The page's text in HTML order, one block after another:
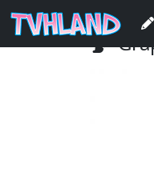
Accueil